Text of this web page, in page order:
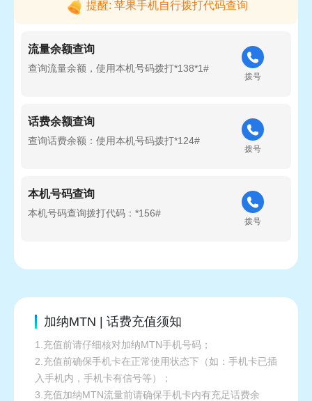
提醒: 苹果手机自行拨打代码查询
流量余额查询
查询流量余额，使用本机号码拨打*138*1#
拨号
话费余额查询
查询话费余额：使用本机号码拨打*124#
拨号
本机号码查询
本机号码查询拨打代码：*156#
拨号
加纳MTN | 话费充值须知
1.充值前请仔细核对加纳MTN手机号码；
2.充值前确保手机卡在正常使用状态下（如：手机卡已插
入手机内，手机卡有信号等）；
3.充值加纳MTN流量前请确保手机卡内有充足话费余